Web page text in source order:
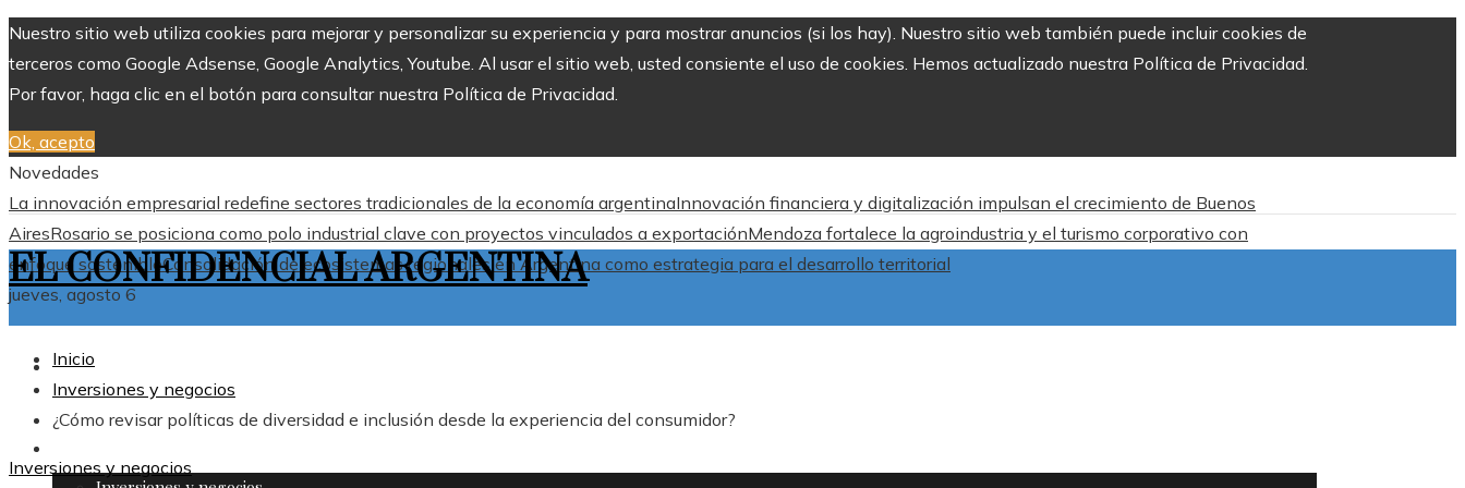
Nuestro sitio web utiliza cookies para mejorar y personalizar su experiencia y para mostrar anuncios (si los hay). Nuestro sitio web también puede incluir cookies de
terceros como Google Adsense, Google Analytics, Youtube. Al usar el sitio web, usted consiente el uso de cookies. Hemos actualizado nuestra Política de Privacidad.
Por favor, haga clic en el botón para consultar nuestra Política de Privacidad.
Ok, acepto
Novedades
La innovación empresarial redefine sectores tradicionales de la economía argentinaInnovación financiera y digitalización impulsan el crecimiento de Buenos
AiresRosario se posiciona como polo industrial clave con proyectos vinculados a exportaciónMendoza fortalece la agroindustria y el turismo corporativo con
enfoque sostenibleConsolidación de ecosistemas regionales en Argentina como estrategia para el desarrollo territorial
jueves, agosto 6
EL CONFIDENCIAL ARGENTINA
ARGENTINA
Inicio
Inversiones y negocios
¿Cómo revisar políticas de diversidad e inclusión desde la experiencia del consumidor?
Inversiones y negocios